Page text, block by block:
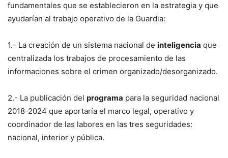
fundamentales que se establecieron en la estrategia y que
ayudarían al trabajo operativo de la Guardia:
1.- La creación de un sistema nacional de inteligencia que
centralizada los trabajos de procesamiento de las
informaciones sobre el crimen organizado/desorganizado.
2.- La publicación del programa para la seguridad nacional
2018-2024 que aportaría el marco legal, operativo y
coordinador de las labores en las tres seguridades:
nacional, interior y pública.